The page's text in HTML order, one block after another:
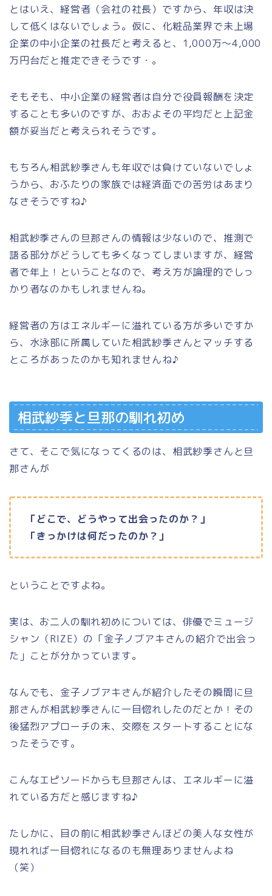
とはいえ、経営者（会社の社長）ですから、年収は決
して低くはないでしょう。仮に、化粧品業界で未上場
企業の中小企業の社長だと考えると、1,000万～4,000
万円台だと推定できそうです・。
そもそも、中小企業の経営者は自分で役員報酬を決定
することも多いのですが、おおよその平均だと上記金
額が妥当だと考えられそうです。
もちろん相武紗季さんも年収では負けていないでしょ
うから、おふたりの家族では経済面での苦労はあまり
なさそうですね♪
相武紗季さんの旦那さんの情報は少ないので、推測で
語る部分がどうしても多くなってしまいますが、経営
者で年上！ということなので、考え方が論理的でしっ
かり者なのかもしれませんね。
経営者の方はエネルギーに溢れている方が多いですか
ら、水泳部に所属していた相武紗季さんとマッチする
ところがあったのかも知れませんね♪
相武紗季と旦那の馴れ初め
さて、そこで気になってくるのは、相武紗季さんと旦
那さんが
「どこで、どうやって出会ったのか？」
「きっかけは何だったのか？」
ということですよね。
実は、お二人の馴れ初めについては、俳優でミュージ
シャン（RIZE）の「金子ノブアキさんの紹介で出会っ
た」ことが分かっています。
なんでも、金子ノブアキさんが紹介したその瞬間に旦
那さんが相武紗季さんに一目惚れしたのだとか！その
後猛烈アプローチの末、交際をスタートすることにな
ったそうです。
こんなエピソードからも旦那さんは、エネルギーに溢
れている方だと感じますね♪
たしかに、目の前に相武紗季さんほどの美人な女性が
現れれば一目惚れになるのも無理ありませんよね
（笑）